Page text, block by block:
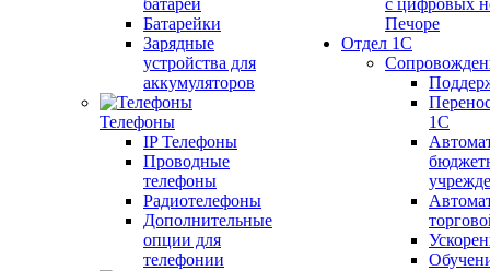
батареи
Батарейки
Зарядные
устройства для
аккумуляторов
Телефоны
IP Телефоны
Проводные
телефоны
Радиотелефоны
Дополнительные
опции для
телефонии
с цифровых
Печоре
Отдел 1С
1С